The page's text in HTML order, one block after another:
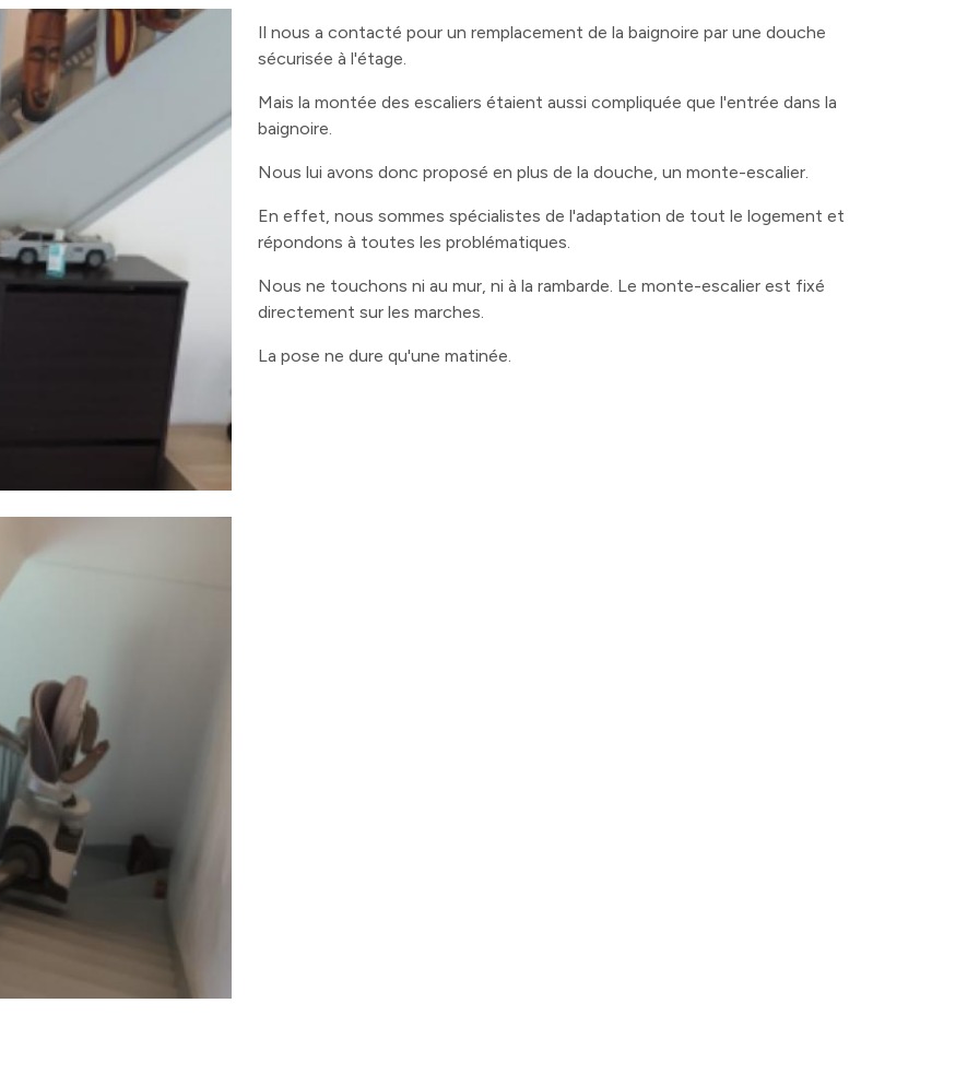
Il nous a contacté pour un remplacement de la baignoire par une douche
sécurisée à l'étage.
Mais la montée des escaliers étaient aussi compliquée que l'entrée dans la
baignoire.
Nous lui avons donc proposé en plus de la douche, un monte-escalier.
En effet, nous sommes spécialistes de l'adaptation de tout le logement et
répondons à toutes les problématiques.
Nous ne touchons ni au mur, ni à la rambarde. Le monte-escalier est fixé
directement sur les marches.
La pose ne dure qu'une matinée.